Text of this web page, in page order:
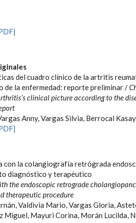
del cuadro clínico de la artritis
de la enfermedad: reporte preliminar /
clinical picture according to the
Anny, Vargas Silvia, Berrocal
con la colangiografía retrógrada
diagnóstico y terapéutico
the endoscopic retrograde
therapeutic procedure
Valdivia Mario, Vargas Gloria,
Miguel, Mayuri Corina, Morán Lucilda,